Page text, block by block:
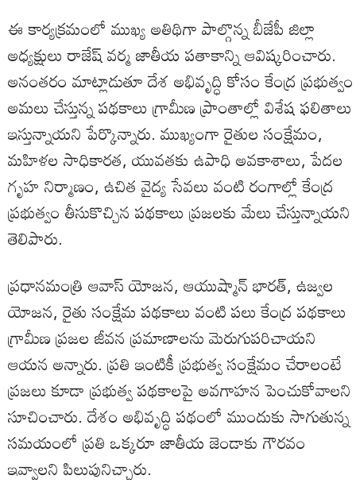
ఈ కార్యక్రమంలో ముఖ్య అతిథిగా పాల్గొన్న బీజేపీ జిల్లా
అధ్యక్షులు రాజేష్ వర్మ జాతీయ పతాకాన్ని ఆవిష్కరించారు.
అనంతరం మాట్లాడుతూ దేశ అభివృద్ధి కోసం కేంద్ర ప్రభుత్వం
అమలు చేస్తున్న పథకాలు గ్రామీణ ప్రాంతాల్లో విశేష ఫలితాలు
ఇస్తున్నాయని పేర్కొన్నారు. ముఖ్యంగా రైతుల సంక్షేమం,
మహిళల సాధికారత, యువతకు ఉపాధి అవకాశాలు, పేదల
గృహ నిర్మాణం, ఉచిత వైద్య సేవలు వంటి రంగాల్లో కేంద్ర
ప్రభుత్వం తీసుకొచ్చిన పథకాలు ప్రజలకు మేలు చేస్తున్నాయని
తెలిపారు.
ప్రధానమంత్రి ఆవాస్ యోజన, ఆయుష్మాన్ భారత్, ఉజ్వల
యోజన, రైతు సంక్షేమ పథకాలు వంటి పలు కేంద్ర పథకాలు
గ్రామీణ ప్రజల జీవన ప్రమాణాలను మెరుగుపరిచాయని
ఆయన అన్నారు. ప్రతి ఇంటికీ ప్రభుత్వ సంక్షేమం చేరాలంటే
ప్రజలు కూడా ప్రభుత్వ పథకాలపై అవగాహన పెంచుకోవాలని
సూచించారు. దేశం అభివృద్ధి పథంలో ముందుకు సాగుతున్న
సమయంలో ప్రతి ఒక్కరూ జాతీయ జెండాకు గౌరవం
ఇవ్వాలని పిలుపునిచ్చారు.